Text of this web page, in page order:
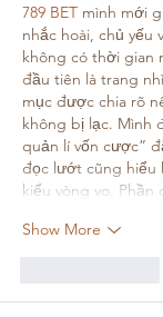
789 BET mình mới
nhắc hoài, chủ yếu
không có thời gian
đầu tiên là trang
mục được chia rõ
không bị lạc. Mình
quản lí vốn cược”
đọc lướt cũng hiểu
kiểu vòng vo.
Show More